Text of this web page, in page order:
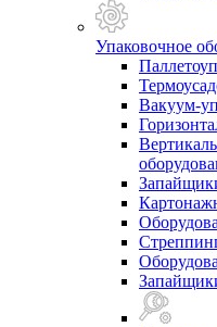
Упаковочное
Вакуум-